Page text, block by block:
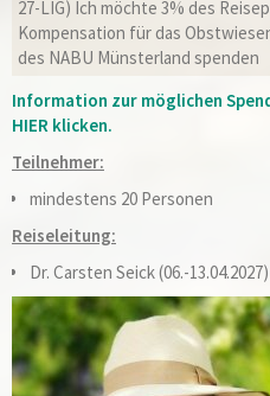
27-LIG) Ich möchte 3% des
Kompensation für das
des NABU Münsterland spenden
Information zur möglichen
HIER klicken.
Teilnehmer:
mindestens 20 Personen
Reiseleitung:
Dr. Carsten Seick (06.-13.04.2027)